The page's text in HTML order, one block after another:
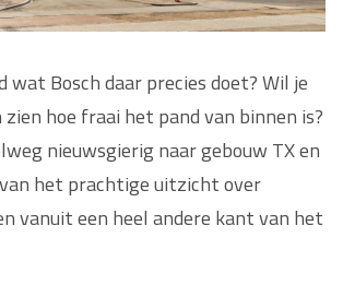
wat Bosch daar precies doet? Wil je
hoe fraai het pand van binnen is?
nieuwsgierig naar gebouw TX en
het prachtige uitzicht over
vanuit een heel andere kant van het